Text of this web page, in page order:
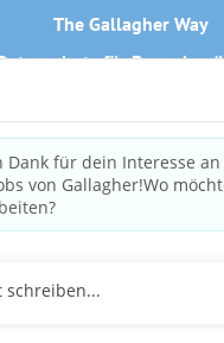
The Gallagher Way
für Bewerber/
accommodations to
process, including the
Email us: